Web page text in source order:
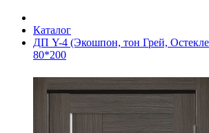
Каталог
ДП Y-4 (Экошпон, тон Грей,
80*200